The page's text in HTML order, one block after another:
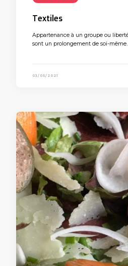
Textiles
Appartenance à un groupe ou
sont un prolongement de soi-
03/05/2021